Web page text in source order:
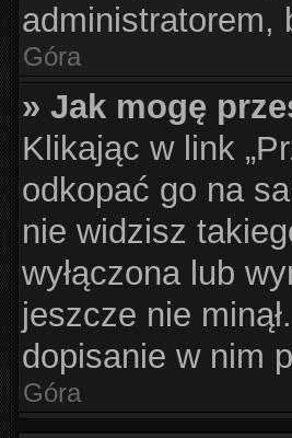
administratorem,
Góra
» Jak mogę
Klikając w link
odkopać go na
nie widzisz
wyłączona lub
jeszcze nie
dopisanie w nim
Góra